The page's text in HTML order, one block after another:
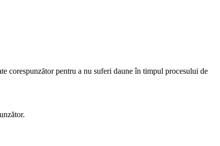
corespunzător pentru a nu suferi daune în timpul procesului de